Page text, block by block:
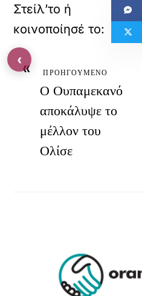
« ΠΡΟΗΓΟΥΜΕΝΟ
Ο Ουπαμεκανό
αποκάλυψε το
μέλλον του
Ολίσε
‹